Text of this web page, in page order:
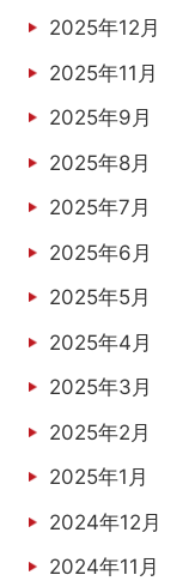
2025年12月
2025年11月
2025年9月
2025年8月
2025年7月
2025年6月
2025年5月
2025年4月
2025年3月
2025年2月
2025年1月
2024年12月
2024年11月